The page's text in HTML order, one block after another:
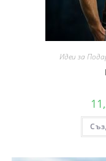
Идеи за